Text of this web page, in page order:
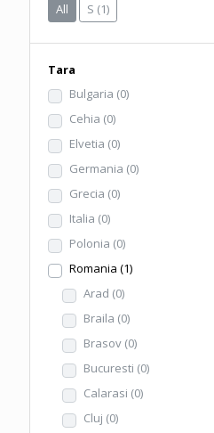
All S (1)
Tara
Bulgaria (0)
Cehia (0)
Elvetia (0)
Germania (0)
Grecia (0)
Italia (0)
Polonia (0)
Romania (1)
Arad (0)
Braila (0)
Brasov (0)
Bucuresti (0)
Calarasi (0)
Cluj (0)